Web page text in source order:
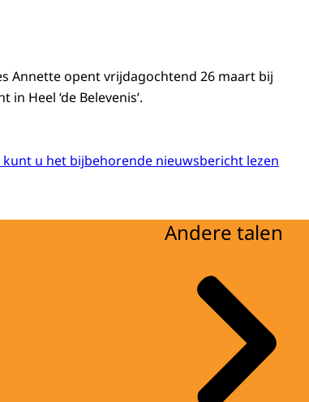
Annette opent vrijdagochtend 26 maart bij
Heel ‘de Belevenis’.
u het bijbehorende nieuwsbericht lezen
Andere talen